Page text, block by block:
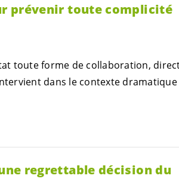
prévenir toute complicité
toute forme de collaboration,
dans le contexte dramatique
regrettable décision du